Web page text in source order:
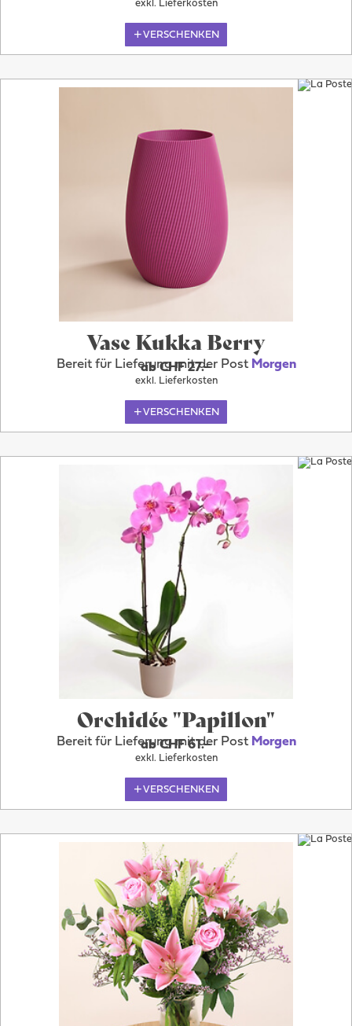
exkl. Lieferkosten
VERSCHENKEN
Vase Kukka Berry
Bereit für Lieferung mit der Post Morgen
ab CHF 27.–
exkl. Lieferkosten
VERSCHENKEN
Orchidée "Papillon"
Bereit für Lieferung mit der Post Morgen
ab CHF 61.–
exkl. Lieferkosten
VERSCHENKEN